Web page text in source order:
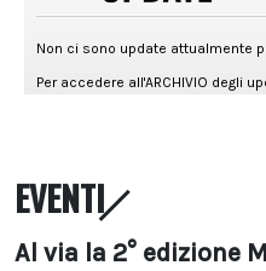
EVENTI
Al via la 2° edizione